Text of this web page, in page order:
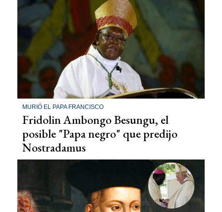
MURIÓ EL PAPA FRANCISCO
Fridolin Ambongo Besungu, el
posible "Papa negro" que predijo
Nostradamus